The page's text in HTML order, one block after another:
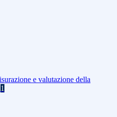
e valutazione della
1